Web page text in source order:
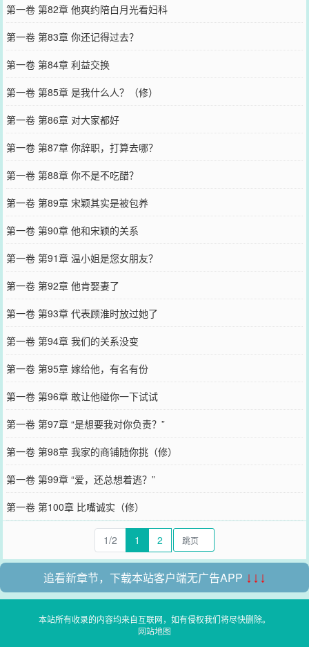
第一卷 第82章 他爽约陪白月光看妇科
第一卷 第83章 你还记得过去？
第一卷 第84章 利益交换
第一卷 第85章 是我什么人？（修）
第一卷 第86章 对大家都好
第一卷 第87章 你辞职，打算去哪？
第一卷 第88章 你不是不吃醋？
第一卷 第89章 宋颖其实是被包养
第一卷 第90章 他和宋颖的关系
第一卷 第91章 温小姐是您女朋友？
第一卷 第92章 他肯娶妻了
第一卷 第93章 代表顾淮时放过她了
第一卷 第94章 我们的关系没变
第一卷 第95章 嫁给他，有名有份
第一卷 第96章 敢让他碰你一下试试
第一卷 第97章 “是想要我对你负责？”
第一卷 第98章 我家的商铺随你挑（修）
第一卷 第99章 “爱，还总想着逃？”
第一卷 第100章 比嘴诚实（修）
1/2 1 2
追看新章节，下载本站客户端无广告APP ↓↓↓
本站所有收录的内容均来自互联网，如有侵权我们将尽快删除。
网站地图